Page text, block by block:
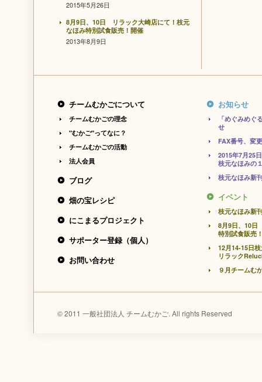
2015年5月26日
8月9日、10日 リラック大崎店にて！枝元
なほみ特別試食販売！開催
2013年8月9日
チームむかごについて
チームむかごの理念
"むかご"ってなに？
チームむかごの活動
法人会員
ブログ
畑の宝レシピ
にこまるプロジェクト
サポーター登録（個人）
お問い合わせ
お知らせ
「めぐみめぐ
せ
FAX番号、変
2015年7月25
枝元なほみの
枝元なほみ新
イベント
枝元なほみ新
8月9日、10日
特別試食販売
12月14-15日
リラック
９月チームむ
© 2011 一般社団法人 チームむかご. All rights Reserved